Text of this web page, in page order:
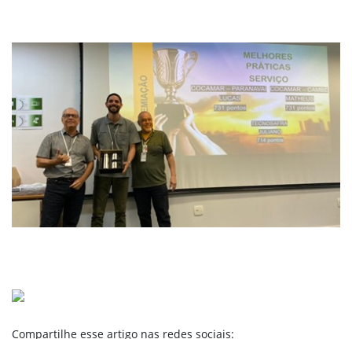
Compartilhe esse artigo nas redes sociais: